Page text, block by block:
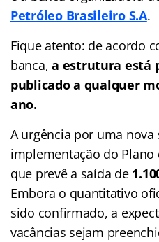
Petróleo Brasileiro S.A.
Fique atento: de acordo
banca,a estrutura está
publicado a qualquer
ano.
A urgência por uma nova
implementação do Plano
que prevê a saída de
Embora o quantitativo
sido confirmado, a
vacâncias sejam